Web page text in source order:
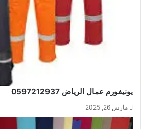
يونيفورم عمال الرياض 0597212937
مارس 26, 2025